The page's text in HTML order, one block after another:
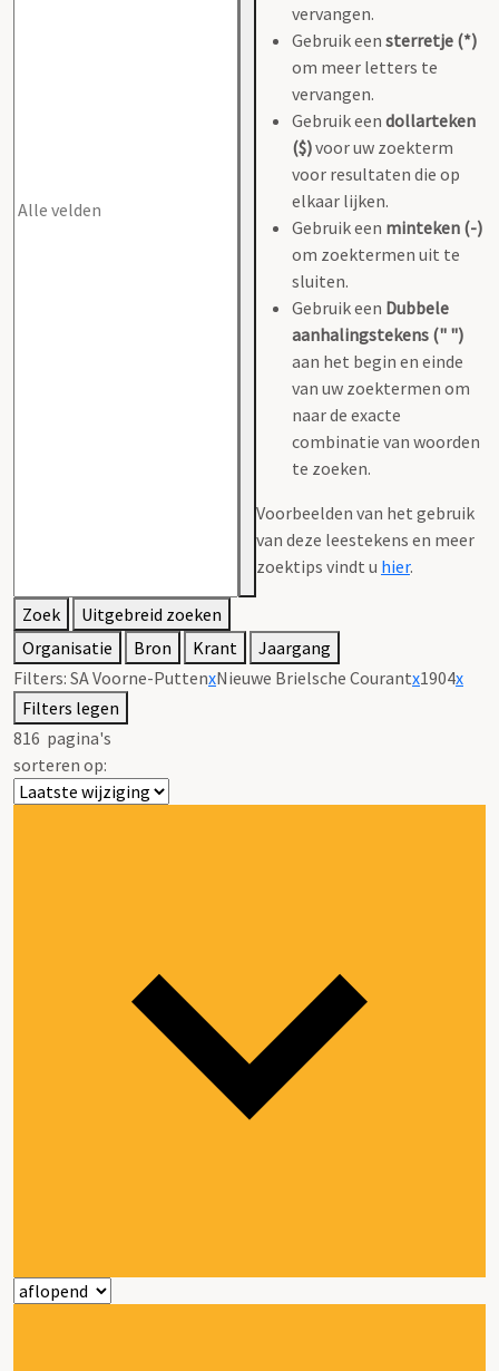
vervangen.
Gebruik een sterretje (*)
om meer letters te
vervangen.
Gebruik een dollarteken
($)voor uw zoekterm
voor resultaten die op
elkaar lijken.
Gebruik een minteken (-)
om zoektermen uit te
sluiten.
Gebruik een Dubbele
aanhalingstekens (" ")
aan het begin en einde
van uw zoektermen om
naar de exacte
combinatie van woorden
te zoeken.
Voorbeelden van het gebruik
van deze leestekens en meer
zoektips vindt u hier.
Zoek
Uitgebreid zoeken
Organisatie
Bron Krant
Jaargang
Filters: SA Voorne-PuttenxNieuwe Brielsche Courantx1904x
Filters legen
816 pagina's
sorteren op: